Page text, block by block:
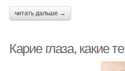
читать дальше →
Карие глаза, какие